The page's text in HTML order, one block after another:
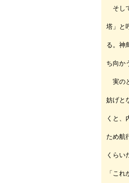
そし
塔」と
る。神
ち向か
実の
妨げと
くと、
ため航
くらい
「こ